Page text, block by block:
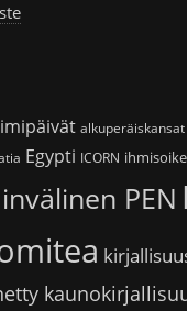
alkuperäiskansat
Egypti ICORN
PEN